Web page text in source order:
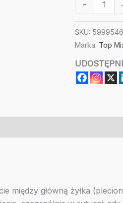
-
Feeder
0,8mm
10m
SKU:
Marka: Top
między główną żyłka